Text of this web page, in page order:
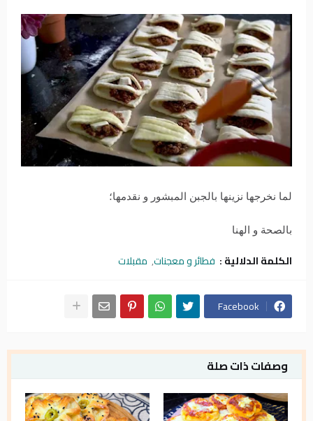
لما نخرجها نزينها بالجبن المبشور و نقدمها؛
بالصحة و الهنا
الكلمة الدلالية : فطائر و معجنات مقبلات
Facebook
وصفات ذات صلة